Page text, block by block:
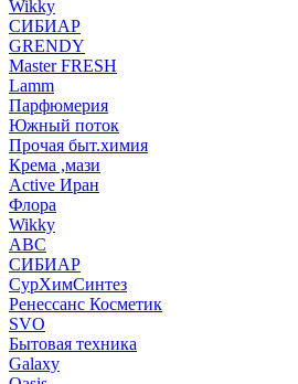
Wikky
СИБИАР
GRENDY
Master FRESH
Lamm
Парфюмерия
Южный поток
Прочая быт.химия
Крема ,мази
Аctive Иран
Флора
Wikky
АВС
СИБИАР
СурХимСинтез
Ренессанс Косметик
SVO
Бытовая техника
Galaxy